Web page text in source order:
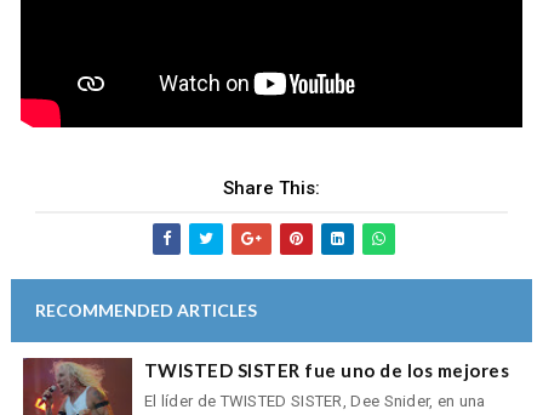
Share This:
RECOMMENDED ARTICLES
TWISTED SISTER fue uno de los mejores
El líder de TWISTED SISTER, Dee Snider, en una